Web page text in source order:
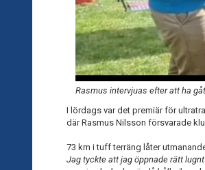
Rasmus intervjuas efter att ha
I lördags var det premiär för
där Rasmus Nilsson försvarade
73 km i tuff terräng låter
Jag tyckte att jag öppnade rätt